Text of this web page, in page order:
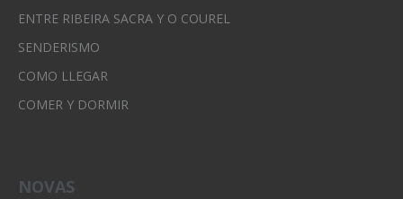
ENTRE RIBEIRA SACRA Y O COUREL
SENDERISMO
COMO LLEGAR
COMER Y DORMIR
NOVAS